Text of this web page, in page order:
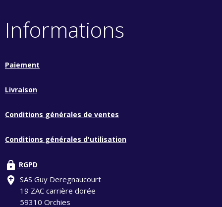
Informations
Paiement
Livraison
Conditions générales de ventes
Conditions générales d'utilisation
lock RGPD
add_location SAS Guy Deregnaucourt
19 ZAC carrière dorée
59310 Orchies